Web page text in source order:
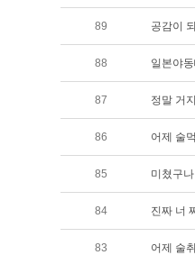
89 공감이
88 일본야
87 정말 거
86 어제 술
85 미쳤구
84 진짜 너
83 어제 술